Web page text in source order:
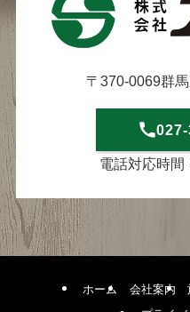
〒370-0069群
電話対応時間
ホーム 会社案内